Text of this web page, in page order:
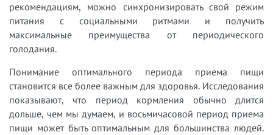
рекомендациям, можно синхронизировать свой режим
питания с социальными ритмами и получить
максимальные преимущества от периодического
голодания.
Понимание оптимального периода приема пищи
становится все более важным для здоровья. Исследования
показывают, что период кормления обычно длится
дольше, чем мы думаем, и восьмичасовой период приема
пищи может быть оптимальным для большинства людей.